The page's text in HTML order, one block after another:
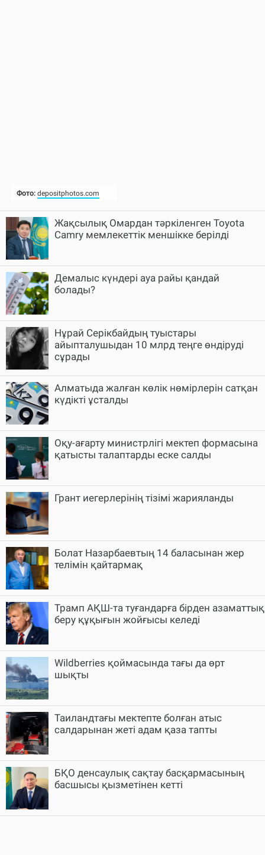
Жақсылық Омардан тәркіленген Toyota
Camry мемлекеттік меншікке берілді
Демалыс күндері ауа райы қандай
болады?
Нұрай Серікбайдың туыстары
айыпталушыдан 10 млрд теңге өндіруді
сұрады
Алматыда жалған көлік нөмірлерін сатқан
күдікті ұсталды
Оқу-ағарту министрлігі мектеп формасына
қатысты талаптарды еске салды
Грант иегерлерінің тізімі жарияланды
Болат Назарбаевтың 14 баласынан жер
телімін қайтармақ
Трамп АҚШ-та туғандарға бірден азаматтық
беру құқығын жойғысы келеді
Wildberries қоймасында тағы да өрт
шықты
Таиландтағы мектепте болған атыс
салдарынан жеті адам қаза тапты
БҚО денсаулық сақтау басқармасының
басшысы қызметінен кетті